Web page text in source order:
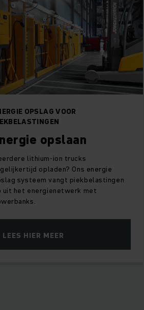
OPSLAG VOOR
opslaan
lithium-ion trucks
opladen? Ons energie
systeem vangt piekbelastingen
uit het energienetwerk met
LEES HIER MEER